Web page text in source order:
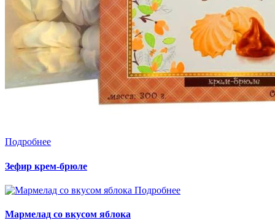
Подробнее
Зефир крем-брюле
Подробнее
Мармелад со вкусом яблока